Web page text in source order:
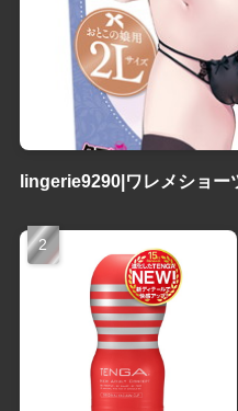
lingerie9290|ワレメショー